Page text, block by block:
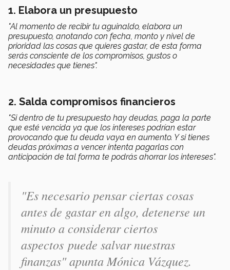
1. Elabora un presupuesto
"Al momento de recibir tu aguinaldo, elabora un
presupuesto, anotando con fecha, monto y nivel de
prioridad las cosas que quieres gastar, de esta forma
serás consciente de los compromisos, gustos o
necesidades que tienes".
2. Salda compromisos financieros
"Si dentro de tu presupuesto hay deudas, paga la parte
que esté vencida ya que los intereses podrían estar
provocando que tu deuda vaya en aumento. Y si tienes
deudas próximas a vencer intenta pagarlas con
anticipación de tal forma te podrás ahorrar los intereses".
"Es necesario pensar ciertas cosas
antes de gastar en algo, detenerse un
minuto a considerar ciertos
aspectos puede salvar nuestras
finanzas" apunta Mónica Vázquez.